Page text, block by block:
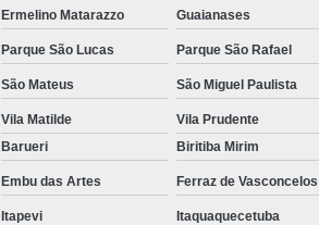
Ermelino Matarazzo Guaianases
Parque São Lucas Parque São Rafael
São Mateus São Miguel Paulista
Vila Matilde Vila Prudente
Barueri Biritiba Mirim
Embu das Artes Ferraz de Vasconcelos
Itapevi Itaquaquecetuba